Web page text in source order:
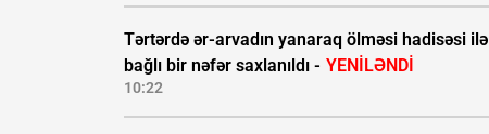
Tərtərdə ər-arvadın yanaraq ölməsi hadisəsi ilə
bağlı bir nəfər saxlanıldı - YENİLƏNDİ
10:22